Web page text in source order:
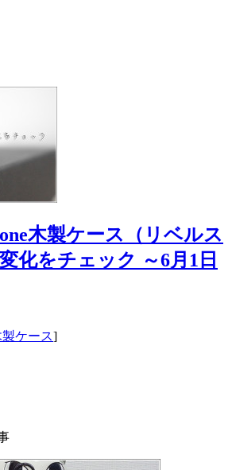
木製ケース（リベルス
化をチェック ～6月1日
製ケース]